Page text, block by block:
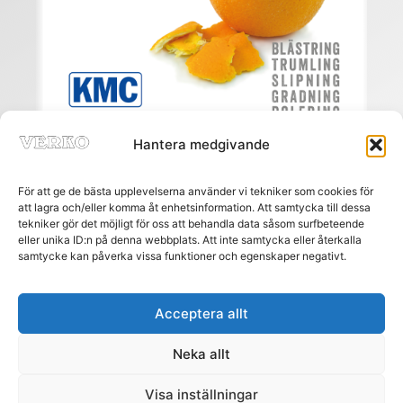
Hantera medgivande
För att ge de bästa upplevelserna använder vi tekniker som cookies för
att lagra och/eller komma åt enhetsinformation. Att samtycka till dessa
tekniker gör det möjligt för oss att behandla data såsom surfbeteende
eller unika ID:n på denna webbplats. Att inte samtycka eller återkalla
samtycke kan påverka vissa funktioner och egenskaper negativt.
Acceptera allt
Neka allt
Visa inställningar
Meny
PRENUMERERA
ANNONSERA
AGENTURREGISTRET
MÄSSOR
KONTAKT